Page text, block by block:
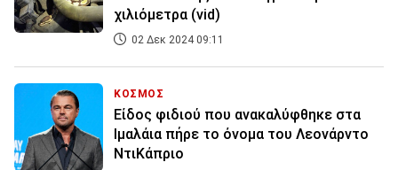
χιλιόμετρα (vid)
02 Δεκ 2024 09:11
ΚΟΣΜΟΣ
Είδος φιδιού που ανακαλύφθηκε στα
Ιμαλάια πήρε το όνομα του Λεονάρντο
ΝτιΚάπριο